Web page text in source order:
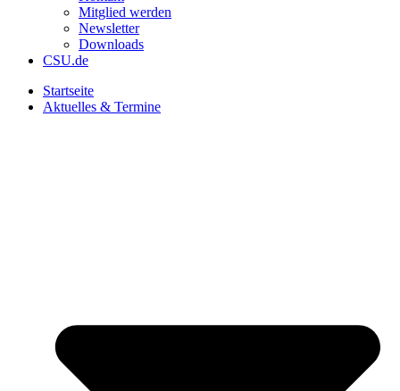
Mitglied werden
Newsletter
Downloads
CSU.de
Startseite
Aktuelles & Termine